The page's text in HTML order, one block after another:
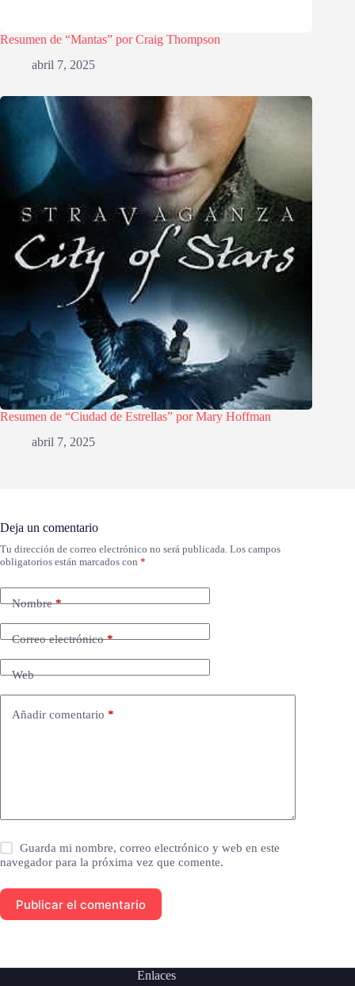
Resumen de “Mantas” por Craig Thompson
abril 7, 2025
Resumen de “Ciudad de Estrellas” por Mary Hoffman
abril 7, 2025
Deja un comentario
Tu dirección de correo electrónico no será publicada. Los campos
obligatorios están marcados con *
Nombre*
Correo electrónico*
Web
Añadir comentario *
Guarda mi nombre, correo electrónico y web en este
navegador para la próxima vez que comente.
Publicar el comentario
Enlaces